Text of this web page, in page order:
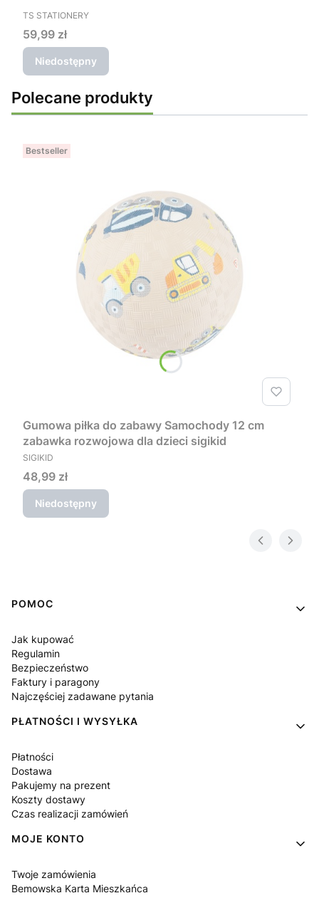
PRODUCENT
TS STATIONERY
Cena
59,99 zł
Niedostępny
Polecane produkty
Bestseller
Gumowa piłka do zabawy Samochody 12 cm
zabawka rozwojowa dla dzieci sigikid
PRODUCENT
SIGIKID
Cena
48,99 zł
Niedostępny
Linki w stopce
POMOC
Jak kupować
Regulamin
Bezpieczeństwo
Faktury i paragony
Najczęściej zadawane pytania
PŁATNOŚCI I WYSYŁKA
Płatności
Dostawa
Pakujemy na prezent
Koszty dostawy
Czas realizacji zamówień
MOJE KONTO
Twoje zamówienia
Bemowska Karta Mieszkańca